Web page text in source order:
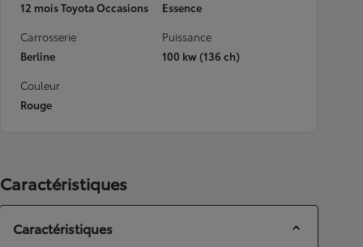
12 mois Toyota Occasions
Essence
Carrosserie
Berline
Puissance
100 kw (136 ch)
Couleur
Rouge
Caractéristiques
Caractéristiques